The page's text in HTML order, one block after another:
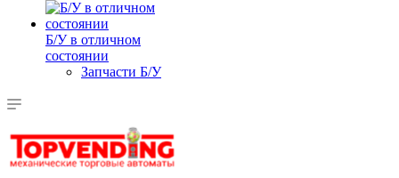
Б/У в отличном
состоянии
Запчасти Б/У